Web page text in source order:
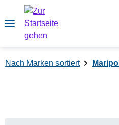
Zum Hauptinhalt springen
Nach Marken sortiert Maripol